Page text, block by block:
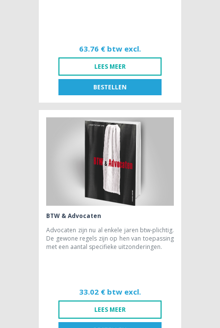
63.76 € btw excl.
LEES MEER
BESTELLEN
NL
63,76 € btw excl.
BTW & Advocaten
Advocaten zijn nu al enkele jaren btw-plichtig.
De gewone regels zijn op hen van toepassing
met een aantal specifieke uitzonderingen.
33.02 € btw excl.
LEES MEER